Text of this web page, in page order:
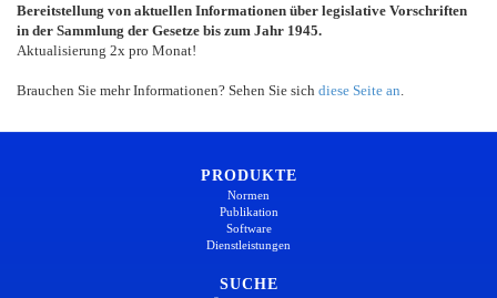
Bereitstellung von aktuellen Informationen über legislative Vorschriften
in der Sammlung der Gesetze bis zum Jahr 1945.
Aktualisierung 2x pro Monat!
Brauchen Sie mehr Informationen? Sehen Sie sich diese Seite an
PRODUKTE
Normen
Publikation
Software
Dienstleistungen
SUCHE